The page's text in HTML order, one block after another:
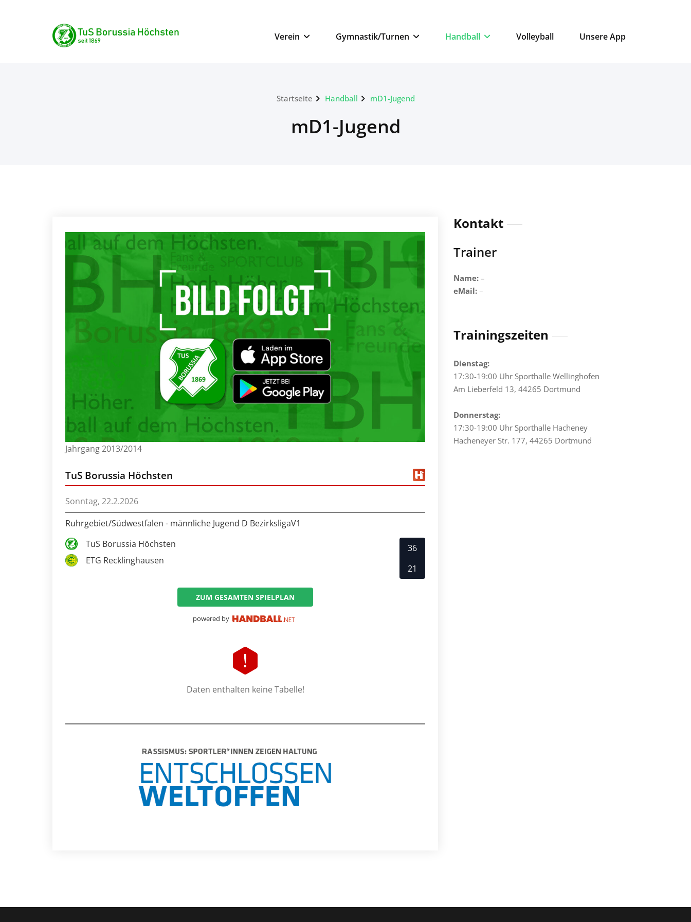
TuS Borussia Höchsten
seit 1869
Verein Gymnastik/Turnen Handball Volleyball Unsere App
Startseite Handball mD1-Jugend
mD1-Jugend
Jahrgang 2013/2014
TuS Borussia Höchsten
Sonntag, 22.2.2026
Ruhrgebiet/Südwestfalen - männliche Jugend D BezirksligaV1
TuS Borussia Höchsten
ETG Recklinghausen
36
21
ZUM GESAMTEN SPIELPLAN
powered by
Daten enthalten keine Tabelle!
Kontakt
Trainer
Name: –
eMail: –
Trainingszeiten
Dienstag:
17:30-19:00 Uhr Sporthalle Wellinghofen
Am Lieberfeld 13, 44265 Dortmund
Donnerstag:
17:30-19:00 Uhr Sporthalle Hacheney
Hacheneyer Str. 177, 44265 Dortmund